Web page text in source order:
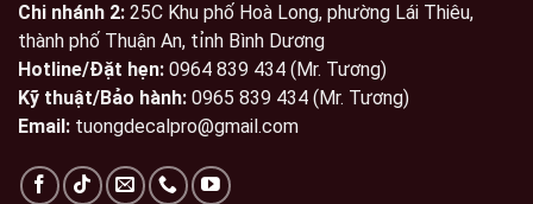
Chi nhánh 2: 25C Khu phố Hoà Long, phường Lái Thiêu,
thành phố Thuận An, tỉnh Bình Dương
Hotline/Đặt hẹn: 0964 839 434 (Mr. Tương)
Kỹ thuật/Bảo hành: 0965 839 434 (Mr. Tương)
Email: tuongdecalpro@gmail.com